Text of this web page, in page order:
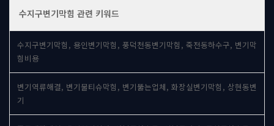
수지구변기막힘 관련 키워드
수지구변기막힘, 용인변기막힘, 풍덕천동변기막힘, 죽전동하수구, 변기막
힘비용
변기역류해결, 변기물티슈막힘, 변기뚫는업체, 화장실변기막힘, 상현동변
기